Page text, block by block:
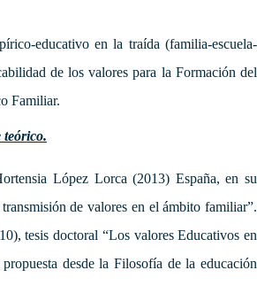
educativo en la traída (familia-escuela-
de los valores para la Formación del
Familiar.
teórico.
López Lorca (2013) España, en su
de valores en el ámbito familiar”.
tesis doctoral “Los valores Educativos en
desde la Filosofía de la educación